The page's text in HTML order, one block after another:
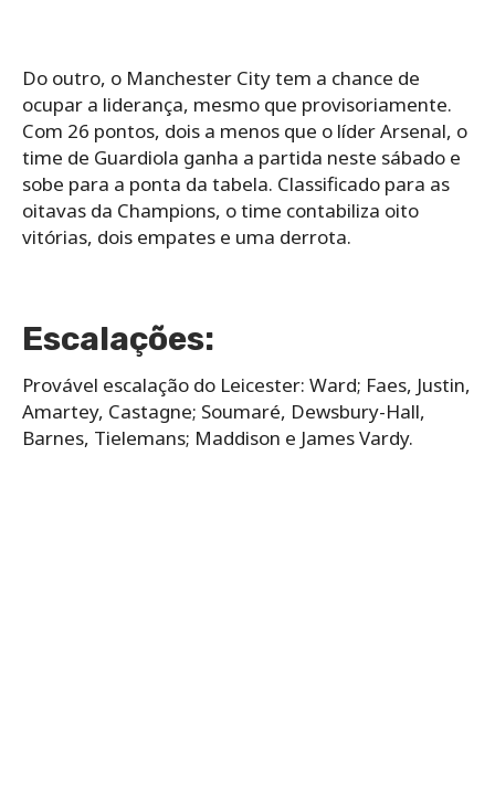
Do outro, o Manchester City tem a chance de
ocupar a liderança, mesmo que provisoriamente.
Com 26 pontos, dois a menos que o líder Arsenal, o
time de Guardiola ganha a partida neste sábado e
sobe para a ponta da tabela. Classificado para as
oitavas da Champions, o time contabiliza oito
vitórias, dois empates e uma derrota.
Escalações:
Provável escalação do Leicester: Ward; Faes, Justin,
Amartey, Castagne; Soumaré, Dewsbury-Hall,
Barnes, Tielemans; Maddison e James Vardy.